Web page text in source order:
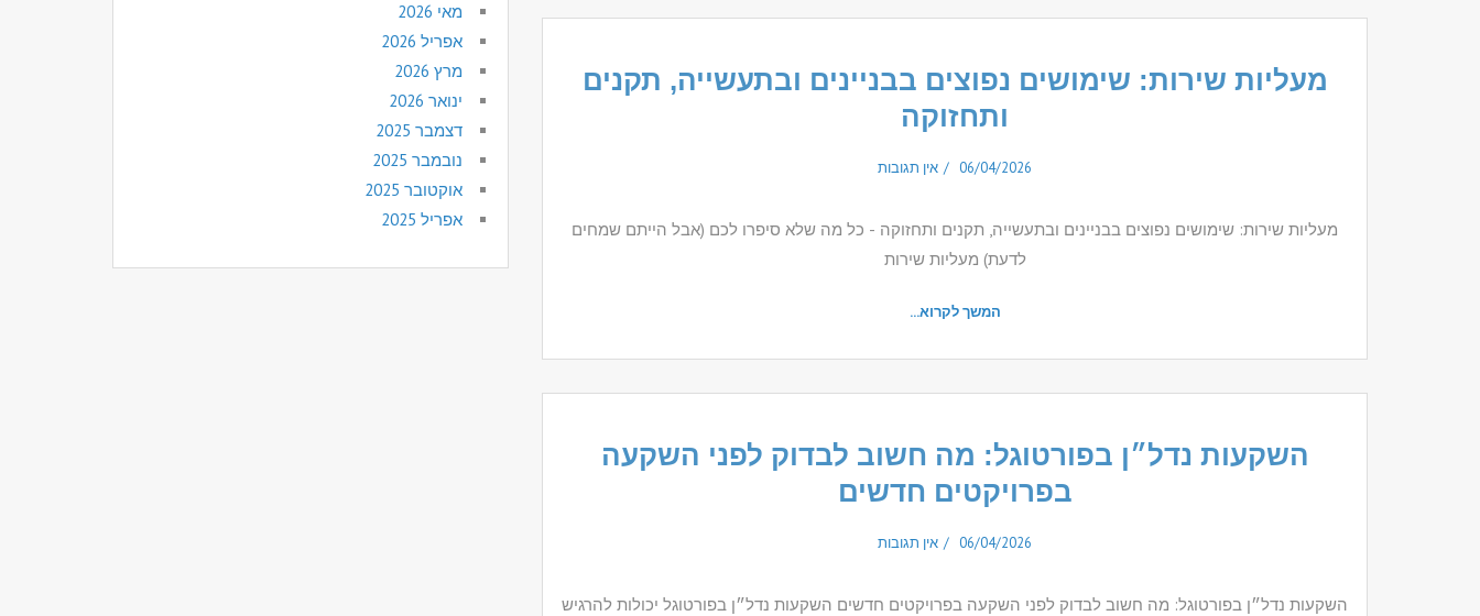
מעליות שירות: שימושים נפוצים בבניינים ובתעשייה, תקנים
ותחזוקה
06/04/2026 אין תגובות
מעליות שירות: שימושים נפוצים בבניינים ובתעשייה, תקנים ותחזוקה - כל מה שלא סיפרו לכם (אבל הייתם שמחים
לדעת) מעליות שירות
המשך לקרוא...
השקעות נדל״ן בפורטוגל: מה חשוב לבדוק לפני השקעה
בפרויקטים חדשים
06/04/2026 אין תגובות
השקעות נדל״ן בפורטוגל: מה חשוב לבדוק לפני השקעה בפרויקטים חדשים השקעות נדל״ן בפורטוגל יכולות להרגיש
מאי 2026
אפריל 2026
מרץ 2026
ינואר 2026
דצמבר 2025
נובמבר 2025
אוקטובר 2025
אפריל 2025